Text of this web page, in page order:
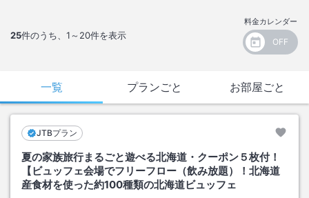
25件のうち、 1～20件を表示
料金カレンダー
一覧 プランごと お部屋ごと
JTBプラン
夏の家族旅行まるごと遊べる北海道・クーポン５枚付！
【ビュッフェ会場でフリーフロー（飲み放題）！北海道
産食材を使った約100種類の北海道ビュッフェ